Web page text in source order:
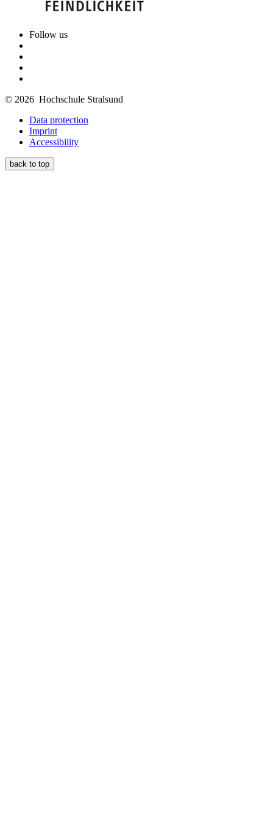
Follow us
© 2026 Hochschule Stralsund
Data protection
Imprint
Accessibility
back to top